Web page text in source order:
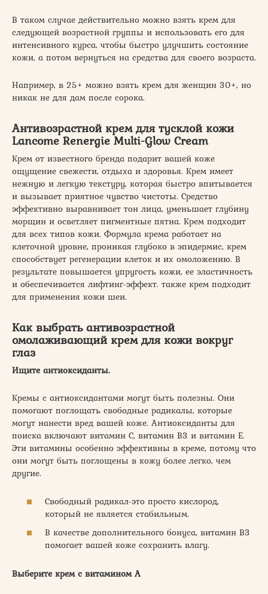
В таком случае действительно можно взять крем для
следующей возрастной группы и использовать его для
интенсивного курса, чтобы быстро улучшить состояние
кожи, а потом вернуться на средства для своего возраста.
Например, в 25+ можно взять крем для женщин 30+, но
никак не для дам после сорока.
Антивозрастной крем для тусклой кожи
Lancome Renergie Multi-Glow Cream
Крем от известного бренда подарит вашей коже
ощущение свежести, отдыха и здоровья. Крем имеет
нежную и легкую текстуру, которая быстро впитывается
и вызывает приятное чувство чистоты. Средство
эффективно выравнивает тон лица, уменьшает глубину
морщин и осветляет пигментные пятна. Крем подходит
для всех типов кожи. Формула крема работает на
клеточной уровне, проникая глубоко в эпидермис, крем
способствует регенерации клеток и их омоложению. В
результате повышается упругость кожи, ее эластичность
и обеспечивается лифтинг-эффект. также крем подходит
для применения кожи шеи.
Как выбрать антивозрастной
омолаживающий крем для кожи вокруг
глаз
Ищите антиоксиданты.
Кремы с антиоксидантами могут быть полезны. Они
помогают поглощать свободные радикалы, которые
могут нанести вред вашей коже. Антиоксиданты для
поиска включают витамин С, витамин В3 и витамин Е.
Эти витамины особенно эффективны в креме, потому что
они могут быть поглощены в кожу более легко, чем
другие.
Свободный радикал-это просто кислород,
который не является стабильным.
В качестве дополнительного бонуса, витамин В3
помогает вашей коже сохранить влагу.
Выберите крем с витамином А